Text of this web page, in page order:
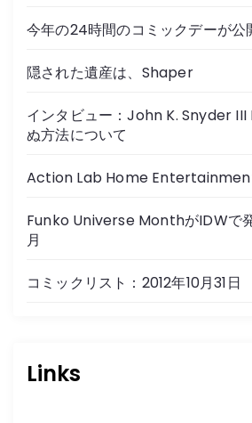
今年の24時間のコミックデーが公
隠された遺産は、Shaper
インタビュー：John K. Snyder
ぬ方法について
Action Lab Home Entertainment
Funko Universe MonthがIDWで
月
コミックリスト：2012年10月31日
Links